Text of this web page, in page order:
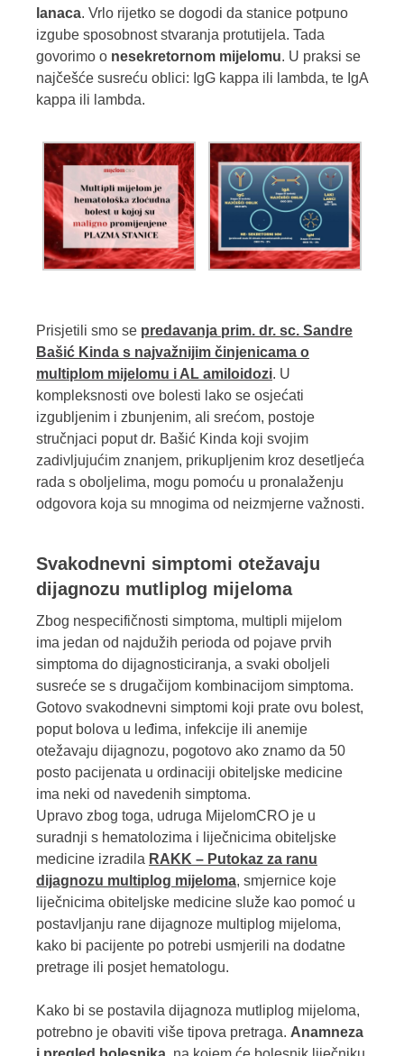
lanaca. Vrlo rijetko se dogodi da stanice potpuno
izgube sposobnost stvaranja protutijela. Tada
govorimo o nesekretornom mijelomu. U praksi se
najčešće susreću oblici: IgG kappa ili lambda, te IgA
kappa ili lambda.
Prisjetili smo se predavanja prim. dr. sc. Sandre
Bašić Kinda s najvažnijim činjenicama o
multiplom mijelomu i AL amiloidozi. U
kompleksnosti ove bolesti lako se osjećati
izgubljenim i zbunjenim, ali srećom, postoje
stručnjaci poput dr. Bašić Kinda koji svojim
zadivljujućim znanjem, prikupljenim kroz desetljeća
rada s oboljelima, mogu pomoću u pronalaženju
odgovora koja su mnogima od neizmjerne važnosti.
Svakodnevni simptomi otežavaju
dijagnozu mutliplog mijeloma
Zbog nespecifičnosti simptoma, multipli mijelom
ima jedan od najdužih perioda od pojave prvih
simptoma do dijagnosticiranja, a svaki oboljeli
susreće se s drugačijom kombinacijom simptoma.
Gotovo svakodnevni simptomi koji prate ovu bolest,
poput bolova u leđima, infekcije ili anemije
otežavaju dijagnozu, pogotovo ako znamo da 50
posto pacijenata u ordinaciji obiteljske medicine
ima neki od navedenih simptoma.
Upravo zbog toga, udruga MijelomCRO je u
suradnji s hematolozima i liječnicima obiteljske
medicine izradila RAKK – Putokaz za ranu
dijagnozu multiplog mijeloma, smjernice koje
liječnicima obiteljske medicine služe kao pomoć u
postavljanju rane dijagnoze multiplog mijeloma,
kako bi pacijente po potrebi usmjerili na dodatne
pretrage ili posjet hematologu.
Kako bi se postavila dijagnoza mutliplog mijeloma,
potrebno je obaviti više tipova pretraga. Anamneza